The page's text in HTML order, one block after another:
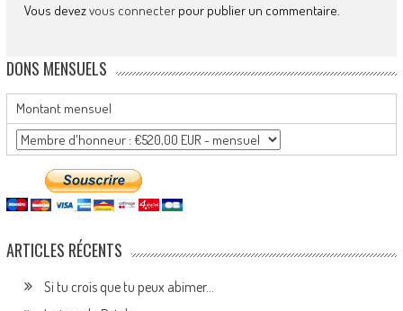
Vous devezvous connecterpour publier un commentaire.
DONS MENSUELS
Montant mensuel
ARTICLES RÉCENTS
Si tu crois que tu peux abimer…